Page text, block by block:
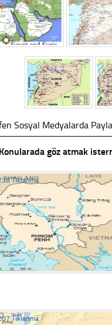
Sosyal Medyalarda
göz atmak
Tıklanma
Tıklanma